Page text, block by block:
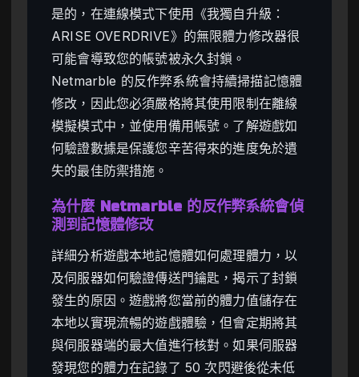
是的，在連線模式下使用《我獨自升級：
ARISE OVERDRIVE》的無限體力修改器很
可能會導致您的帳號被永久封鎖。
Netmarble 的反作弊系統會持續掃描記憶體
修改，因此您必須嚴格將其使用限制在離線
模擬模式中，並使用備用帳號。了解遊戲如
何驗證數據是保護您辛苦得來的進度免於遺
失的最佳防禦措施。
為什麼 Netmarble 的反作弊系統會偵
測到記憶體修改
詳細分析遊戲本地記憶體如何處理體力，以
及伺服器如何驗證傳送門鑰匙，揭示了封鎖
發生的原因。遊戲將您當前的體力值儲存在
本地以實現流暢的遊戲體驗，但會定期將其
與伺服器端的最大值進行核對。如果伺服器
發現您的體力在記錄了 50 次閃避後從未低